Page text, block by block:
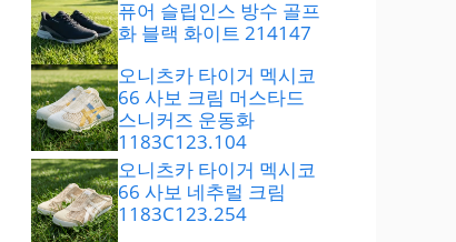
퓨어 슬립인스 방수 골프
화 블랙 화이트 214147
오니츠카 타이거 멕시코
66 사보 크림 머스타드
스니커즈 운동화
1183C123.104
오니츠카 타이거 멕시코
66 사보 네추럴 크림
1183C123.254